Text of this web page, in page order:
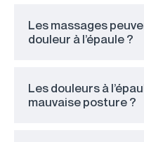
Les massages
douleur à l’épaule ?
Les douleurs à
mauvaise posture ?